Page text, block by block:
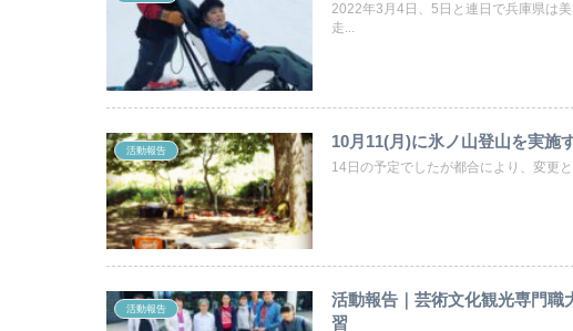
2022年3月4日、5日と連日で兵庫県は
走...
活動報告
10月11(月)に氷ノ山登山を実施
14日の予定でしたが都合により、変更
活動報告
活動報告｜芸術文化観光専門職
習